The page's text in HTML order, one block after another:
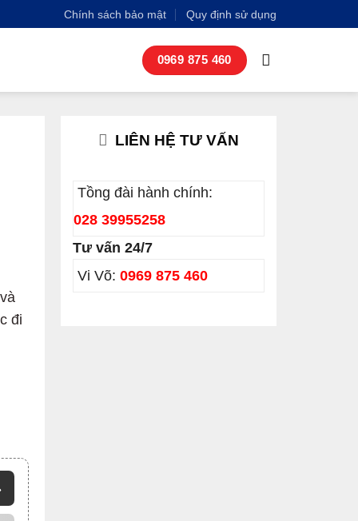
Chính sách bảo mật Quy định sử dụng
0969 875 460
đi
LIÊN HỆ TƯ VẤN
Tồng đài hành chính:
028 39955258
Tư vấn 24/7
Vi Võ: 0969 875 460